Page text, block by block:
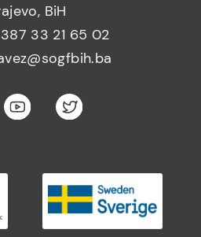
BiH
33 21 65 02